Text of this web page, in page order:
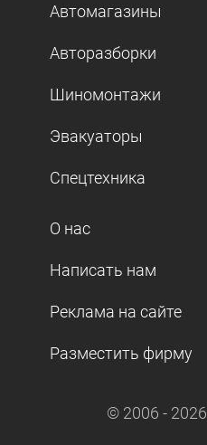
Автомагазины
Авторазборки
Шиномонтажи
Эвакуаторы
Спецтехника
О нас
Написать нам
Реклама на сайте
Разместить фирму
© 2006 - 2026